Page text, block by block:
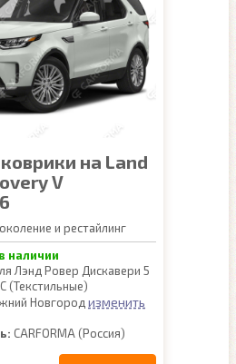
на Land
V
и рестайлинг
наличии
Лэнд Ровер Дискавери 5
(Текстильные)
Новгород изменить
CARFORMA (Россия)